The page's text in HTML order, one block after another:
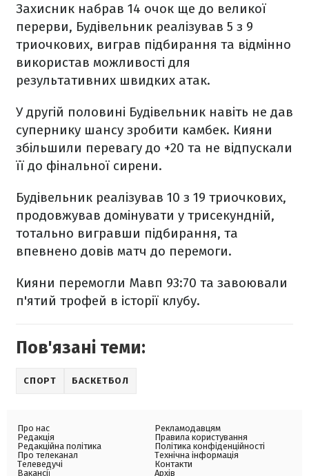
Захисник набрав 14 очок ще до великої
перерви, Будівельник реалізував 5 з 9
триочкових, виграв підбирання та відмінно
використав можливості для
результативних швидких атак.
У другій половині Будівельник навіть не дав
супернику шансу зробити камбек. Кияни
збільшили перевагу до +20 та не відпускали
її до фінальної сирени.
Будівельник реалізував 10 з 19 триочкових,
продовжував домінувати у трисекундній,
тотально вигравши підбирання, та
впевнено довів матч до перемоги.
Кияни перемогли Мавп 93:70 та завоювали
п'ятий трофей в історії клубу.
Пов'язані теми:
СПОРТ БАСКЕТБОЛ
Про нас
Редакція
Редакційна політика
Про телеканал
Телеведучі
Вакансії
Рекламодавцям
Правила користування
Політика конфіденційності
Технічна інформація
Контакти
Архів